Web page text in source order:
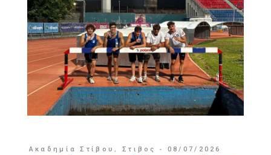
Ακαδημία Στίβου , Στιβος 08/07/2026